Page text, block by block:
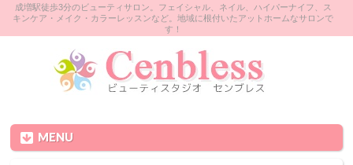
成増駅徒歩3分のビューティサロン。フェイシャル、ネイル、ハイパーナイフ、ス
キンケア・メイク・カラーレッスンなど。地域に根付いたアットホームなサロンで
す！
MENU